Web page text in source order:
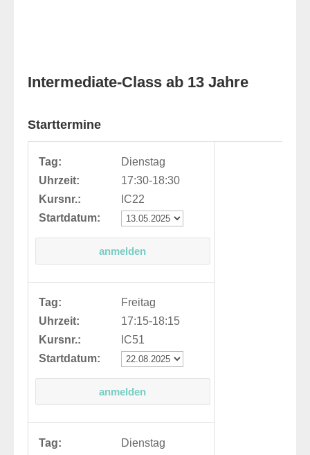
Intermediate-Class ab 13 Jahre
Starttermine
Tag:
Dienstag
Uhrzeit:
17:30-18:30
Kursnr.:
IC22
Startdatum:
Tag:
Freitag
Uhrzeit:
17:15-18:15
Kursnr.:
IC51
Startdatum:
Tag:
Dienstag